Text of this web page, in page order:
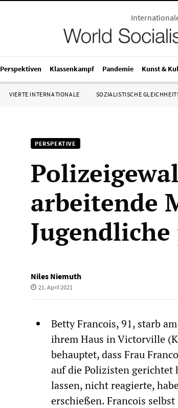
Perspektiven Klassenkampf Pandemie Kunst &
VIERTE INTERNATIONALE SOZIALISTISCHE
PERSPEKTIVE
arbeitende
Niles Niemuth
21. April 2021
Betty Francois, 91, starb
ihrem Haus in Victorville
behauptet, dass Frau
auf die Polizisten gerichtet
lassen, nicht reagierte,
erschießen. Francois